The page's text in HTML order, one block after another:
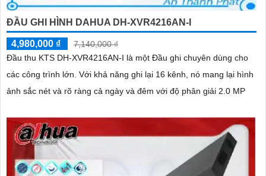
ĐẦU GHI HÌNH DAHUA DH-XVR4216AN-I
4,980,000 ₫
7,140,000 ₫
Đầu thu KTS DH-XVR4216AN-I là một Đầu ghi chuyên dùng cho
các công trình lớn. Với khả năng ghi lại 16 kênh, nó mang lại hình
ảnh sắc nét và rõ ràng cả ngày và đêm với độ phân giải 2.0 MP